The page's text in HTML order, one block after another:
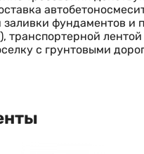
заливки фундаментов и
транспортерной
с грунтовыми